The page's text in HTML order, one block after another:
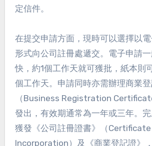
定信件。
在提交申請方面，現時可以選擇以
形式向公司註冊處遞交。電子申請
快，約1個工作天就可獲批，紙本則
個工作天。申請同時亦需辦理商業
（Business Registration
發出，有效期通常為一年或三年。
獲發《公司註冊證書》（
Incorporation）及《商業登記證》